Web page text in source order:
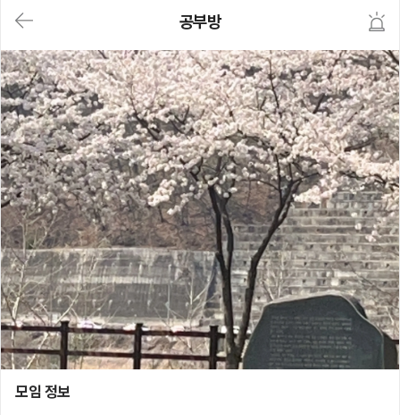
가
기
(메
인,
모
임,
게
시
판,
내
모
임,
M
Y)
본
문
바
로
가
기
공부방
모임 정보